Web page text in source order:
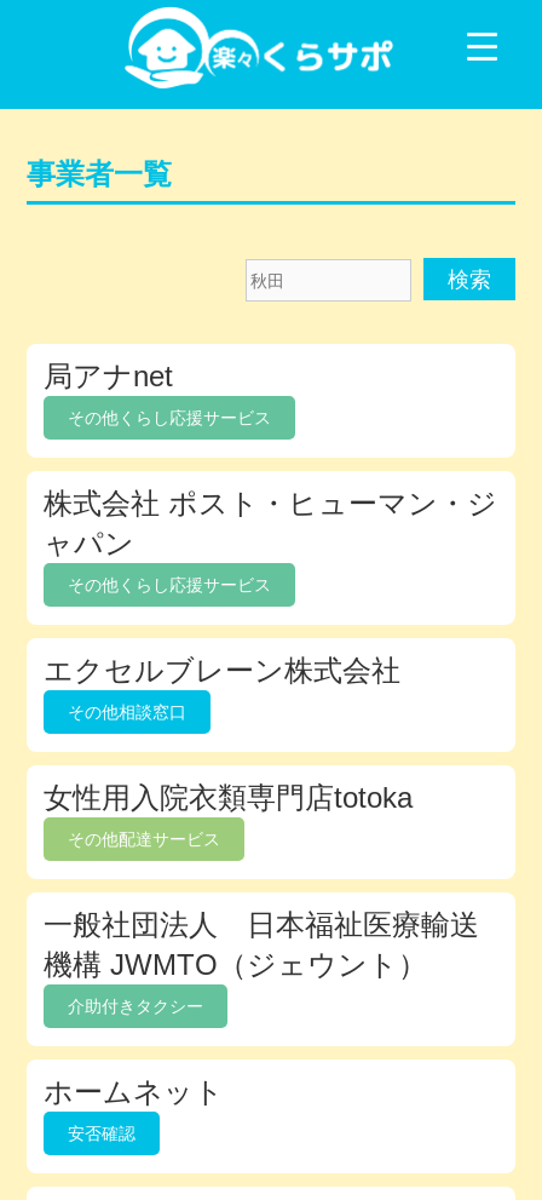
コンテンツに移動
事業者一覧
秋
田
メ
バ
ー
デ
ィ
レ
ク
ト
リ
局アナnet
その他くらし応援サービス
株式会社 ポスト・ヒューマン・ジ
ャパン
その他くらし応援サービス
エクセルブレーン株式会社
その他相談窓口
女性用入院衣類専門店totoka
その他配達サービス
一般社団法人 日本福祉医療輸送
機構 JWMTO（ジェウント）
介助付きタクシー
ホームネット
安否確認